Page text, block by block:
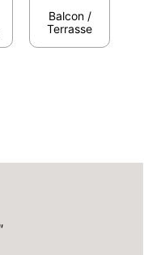
Balcon /
Terrasse